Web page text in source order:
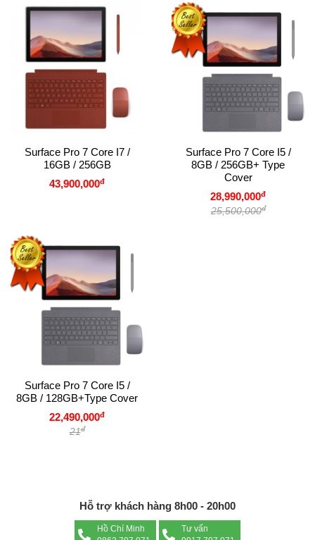
Surface Pro 7 Core I7 /
16GB / 256GB
43,900,000đ
Surface Pro 7 Core I5 /
8GB / 256GB+ Type
Cover
28,990,000đ
25,500,000đ
Surface Pro 7 Core I5 /
8GB / 128GB+Type Cover
22,490,000đ
21đ
Hỗ trợ khách hàng 8h00 - 20h00
Hồ Chí Minh
Tư vấn